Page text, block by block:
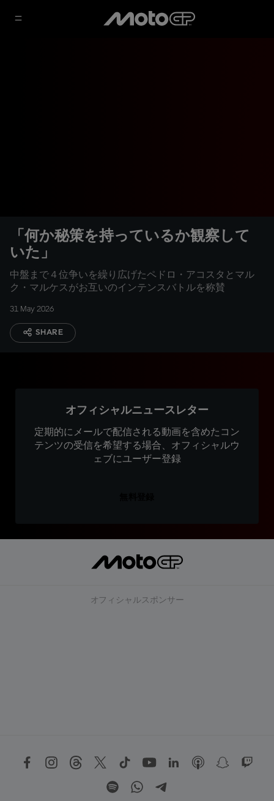
「何か秘策を持っているか観察して
いた」
中盤まで４位争いを繰り広げたペドロ・アコスタとマル
ク・マルケスがお互いのインテンスバトルを称賛
31 May 2026
SHARE
オフィシャルニュースレター
定期的にメールで配信される動画を含めたコン
テンツの受信を希望する場合、オフィシャルウ
ェブにユーザー登録
オフィシャルスポンサー